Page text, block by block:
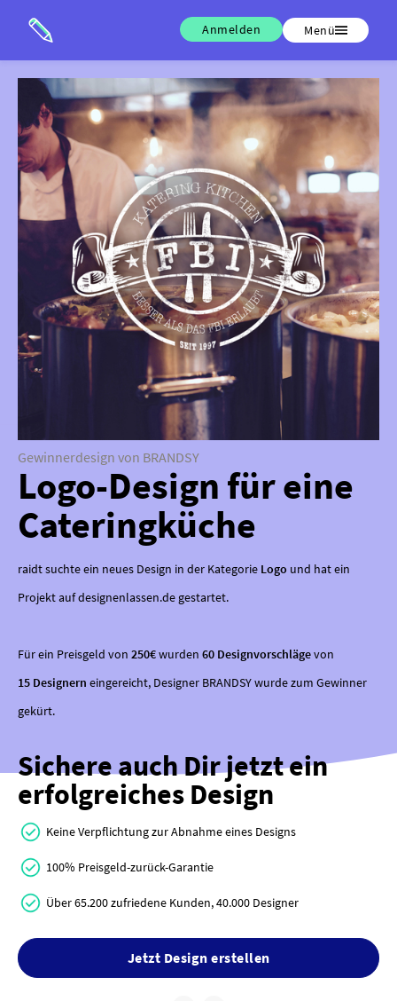
Anmelden Menü
Gewinnerdesign von BRANDSY
Logo-Design für eine
Cateringküche
raidt suchte ein neues Design in der Kategorie Logo und hat ein
Projekt auf designenlassen.de gestartet.
Für ein Preisgeld von 250€wurden 60 Designvorschlägevon
15 Designern eingereicht, Designer BRANDSY wurde zum Gewinner
gekürt.
Sichere auch Dir jetzt ein
erfolgreiches Design
Keine Verpflichtung zur Abnahme eines Designs
100% Preisgeld-zurück-Garantie
Über 65.200 zufriedene Kunden, 40.000 Designer
Jetzt Design erstellen